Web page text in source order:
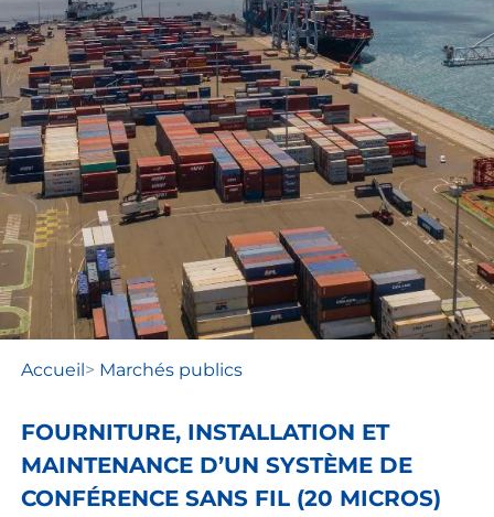
Accueil> Marchés publics
FOURNITURE, INSTALLATION ET
MAINTENANCE D’UN SYSTÈME DE
CONFÉRENCE SANS FIL (20 MICROS)